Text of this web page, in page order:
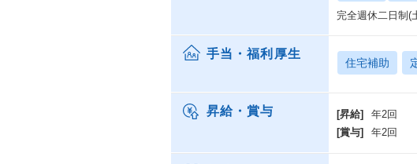
完全週休二日制(
手当・福利厚生
住宅補助
昇給・賞与 [昇給]
年2回
[賞与]
年2回